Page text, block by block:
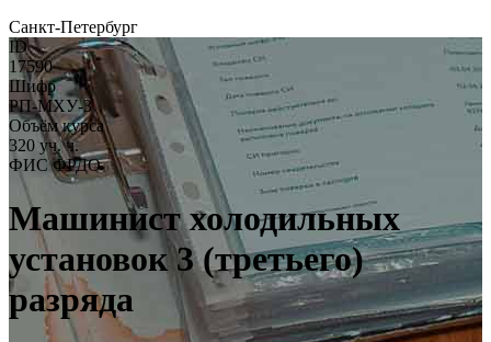
Санкт-Петербург
ID
17590
Шифр
РП-МХУ-3
Объём курса
320 уч. ч.
ФИС ФРДО
Машинист холодильных
установок 3 (третьего)
разряда